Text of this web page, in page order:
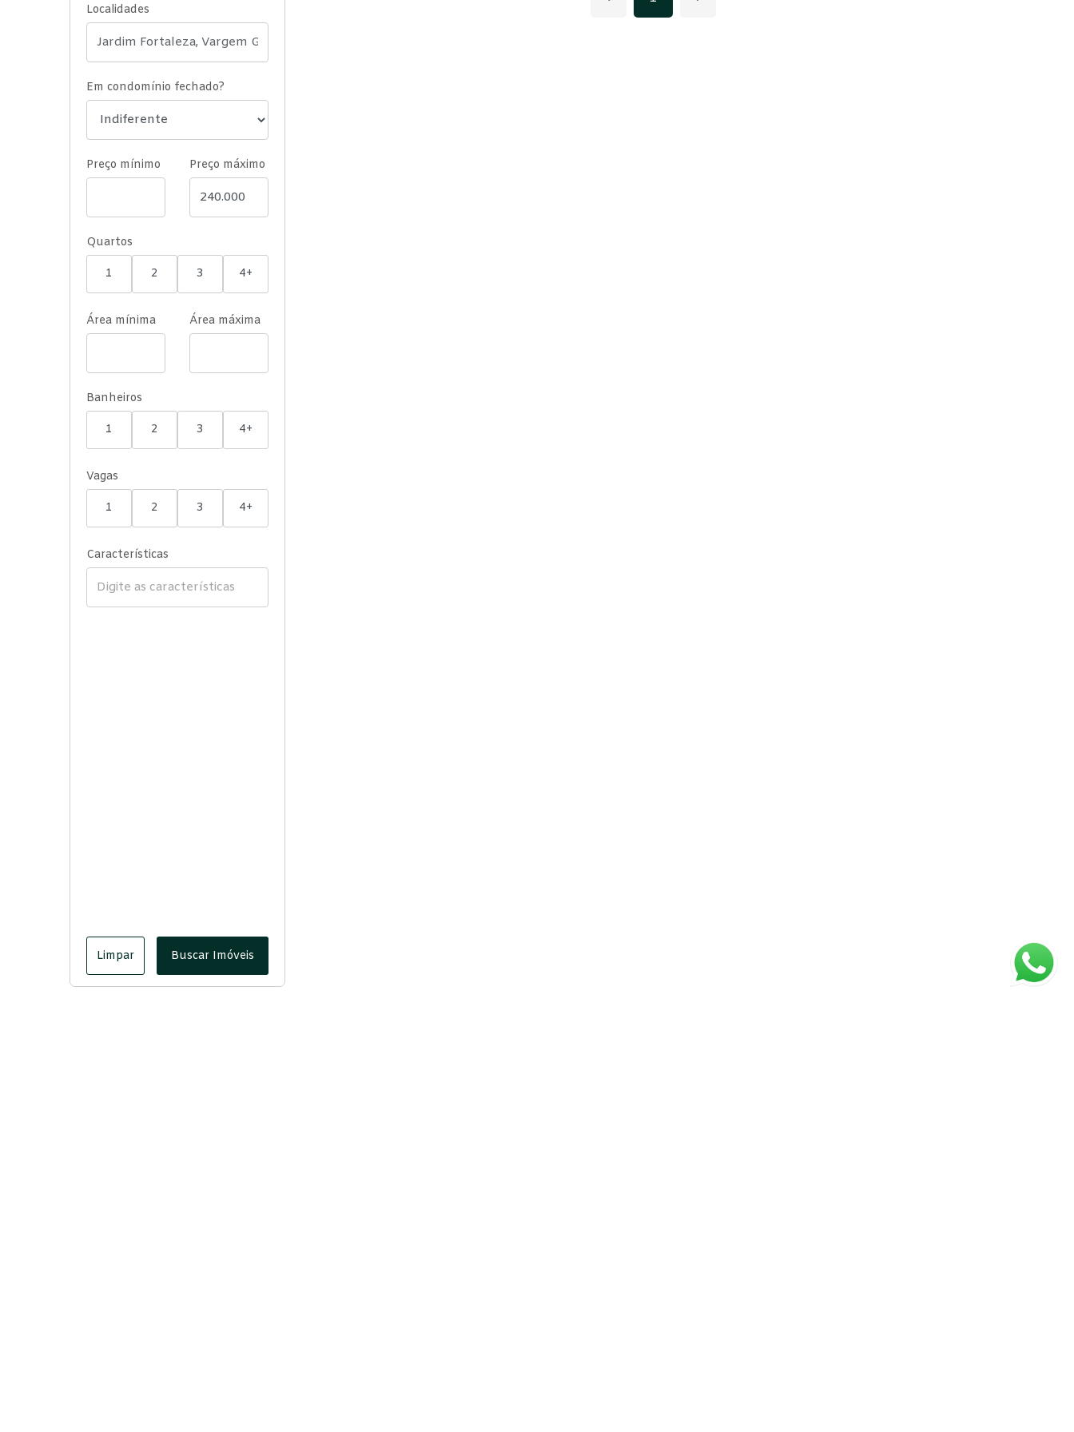
Localidades
Em condomínio fechado?
Preço mínimo Preço máximo
Quartos
1 2 3 4+
Área mínima Área máxima
Banheiros
1 2 3 4+
Vagas
1 2 3 4+
Características
Limpar Buscar Imóveis